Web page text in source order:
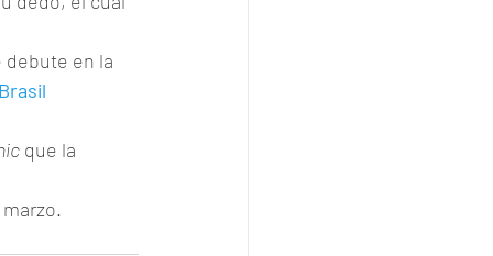
debute en la
que la